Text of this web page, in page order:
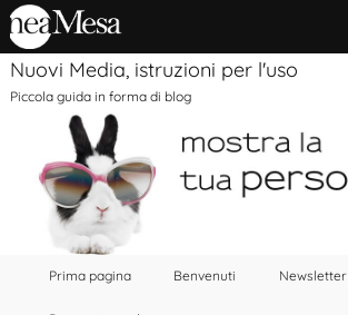
Nuovi Media, istruzioni per l'uso
Piccola guida in forma di blog
Menu principaleVai al contenuto principale
Vai al contenuto secondario
Prima pagina Benvenuti Newsletter